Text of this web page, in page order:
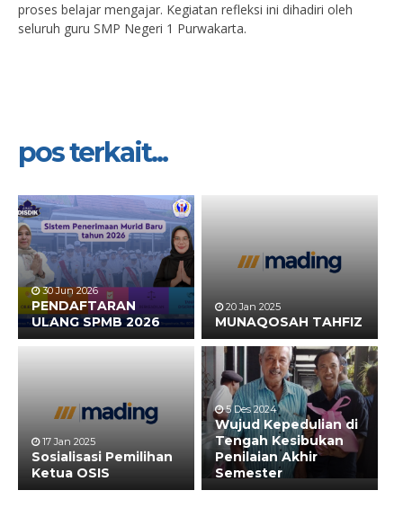
proses belajar mengajar. Kegiatan refleksi ini dihadiri oleh
seluruh guru SMP Negeri 1 Purwakarta.
pos terkait...
30 Jun 2026
PENDAFTARAN
ULANG SPMB 2026
20 Jan 2025
MUNAQOSAH TAHFIZ
17 Jan 2025
Sosialisasi Pemilihan
Ketua OSIS
5 Des 2024
Wujud Kepedulian di
Tengah Kesibukan
Penilaian Akhir
Semester